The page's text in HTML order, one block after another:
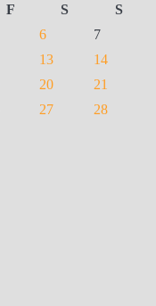
F S
S
6
7
13
14
20
21
27
28